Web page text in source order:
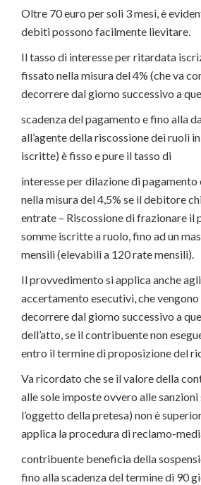
Oltre 70 euro per soli 3 mesi, è
debiti possono facilmente lievitare.
Il tasso di interesse per ritardata
fissato nella misura del 4% (che va
decorrere dal giorno successivo a
scadenza del pagamento e fino alla
all’agente della riscossione dei ruoli
iscritte) è fisso e pure il tasso di
interesse per dilazione di pagamento
nella misura del 4,5% se il debitore
entrate – Riscossione di frazionare il
somme iscritte a ruolo, fino ad un
mensili (elevabili a 120 rate mensili).
Il provvedimento si applica anche
accertamento esecutivi, che
decorrere dal giorno successivo a
dell’atto, se il contribuente non
entro il termine di proposizione del
Va ricordato che se il valore della
alle sole imposte ovvero alle sanzioni
l’oggetto della pretesa) non è
applica la procedura di reclamo-
contribuente beneficia della
fino alla scadenza del termine di 90